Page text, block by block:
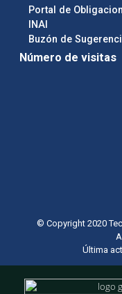
Portal de
INAI
Buzón de
Número de visitas
© Copyright 2020
Última